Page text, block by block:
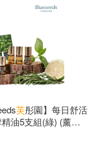
芙彤園】每日舒活
油5支組(綠) (薰衣
樹/迷迭香/檸檬)